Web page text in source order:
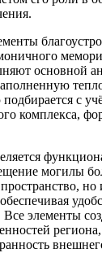
основной
подбирается с
комплекса,
могилы
элементы